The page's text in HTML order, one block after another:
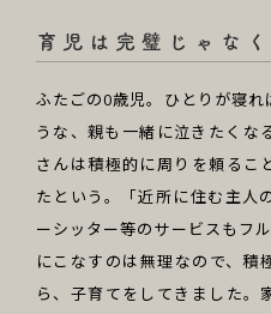
ふたごの0歳児。ひとりが寝
うな、親も一緒に泣きたくな
さんは積極的に周りを頼るこ
たという。「近所に住む主人
ーシッター等のサービスもフ
にこなすのは無理なので、積
ら、子育てをしてきました。